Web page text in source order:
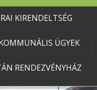
KIRENDELTSÉG
ÜGYEK
RENDEZVÉNYHÁZ